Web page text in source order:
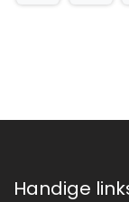
Handige